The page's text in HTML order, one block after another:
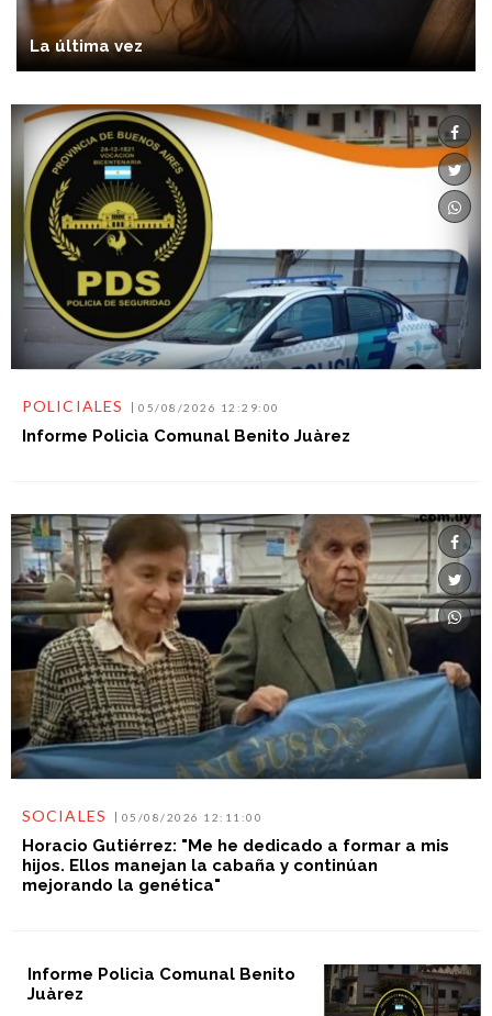
La última vez
POLICIALES 05/08/2026 12:29:00
Informe Policìa Comunal Benito Juàrez
SOCIALES 05/08/2026 12:11:00
Horacio Gutiérrez: "Me he dedicado a formar a mis
hijos. Ellos manejan la cabaña y continúan
mejorando la genética"
Informe Policìa Comunal Benito
Juàrez